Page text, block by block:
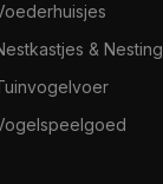
& Nesting